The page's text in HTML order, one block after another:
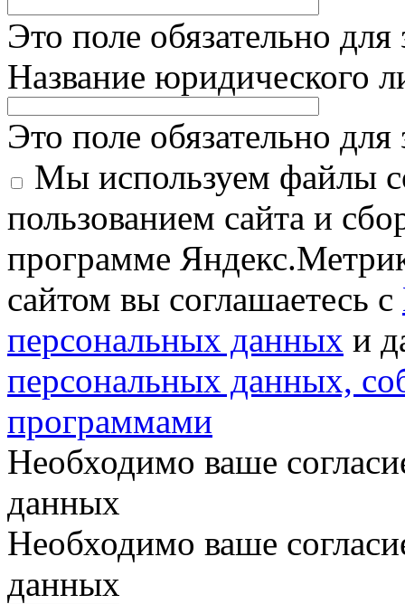
Это поле обязательно для
Название юридического
Это поле обязательно для
Мы используем файлы
пользованием сайта и
программе
сайтом вы соглашаетесь с
персональных данных и
персональных данных,
программами
Необходимо ваше
данных
Необходимо ваше
данных